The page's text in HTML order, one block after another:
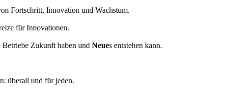
Fortschritt, Innovation und Wachstum.
für Innovationen.
Betriebe Zukunft haben und Neues entstehen kann.
überall und für jeden.